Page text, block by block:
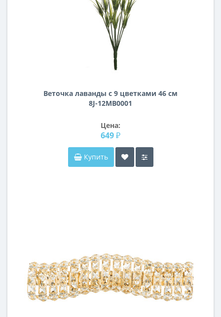
Веточка лаванды с 9 цветками 46 см
8J-12MB0001
Цена:
649 ₽
Купить